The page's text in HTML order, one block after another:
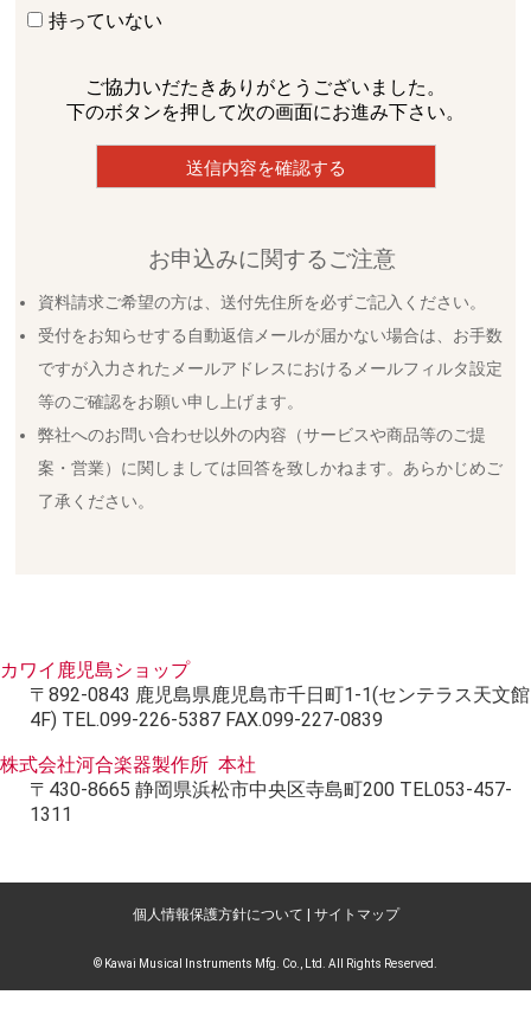
持っていない
ご協力いだたきありがとうございました。
下のボタンを押して次の画面にお進み下さい。
お申込みに関するご注意
資料請求ご希望の方は、送付先住所を必ずご記入ください。
受付をお知らせする自動返信メールが届かない場合は、お手数
ですが入力されたメールアドレスにおけるメールフィルタ設定
等のご確認をお願い申し上げます。
弊社へのお問い合わせ以外の内容（サービスや商品等のご提
案・営業）に関しましては回答を致しかねます。あらかじめご
了承ください。
カワイ鹿児島ショップ
〒892-0843 鹿児島県鹿児島市千日町1-1(センテラス天文館
4F) TEL.099-226-5387 FAX.099-227-0839
株式会社河合楽器製作所 本社
〒430-8665 静岡県浜松市中央区寺島町200 TEL053-457-
1311
個人情報保護方針について サイトマップ
© Kawai Musical Instruments Mfg. Co., Ltd. All Rights Reserved.